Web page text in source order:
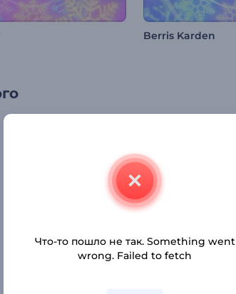
Berris Karden
Анимация лого: Чертеж шестиугольника
Что-то пошло не так. Something went
wrong. Failed to fetch